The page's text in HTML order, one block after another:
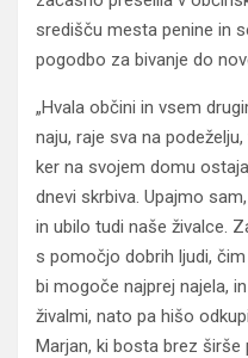
središču mesta penine in
pogodbo za bivanje do
„Hvala občini in vsem
naju, raje sva na
ker na svojem domu
dnevi skrbiva. Upajmo
in ubilo tudi naše živalce.
s pomočjo dobrih ljudi,
bi mogoče najprej najela,
živalmi, nato pa hišo
Marjan, ki bosta brez